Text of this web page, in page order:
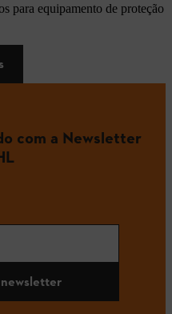
para equipamento de proteção
com a Newsletter